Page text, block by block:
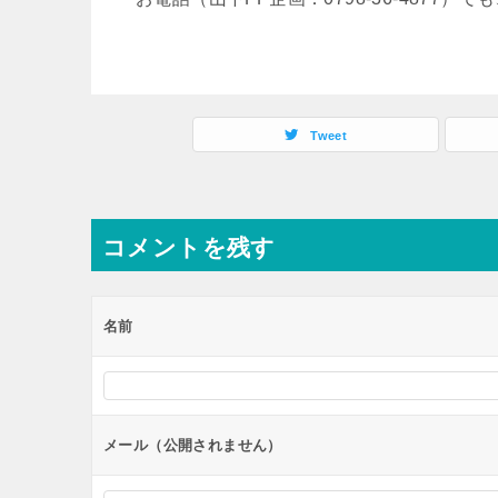
Tweet
コメントを残す
名前
メール（公開されません）